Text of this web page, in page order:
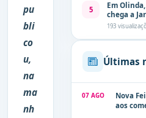
pu
bli
co
u,
na
ma
nh
5
Em
chega a
193
Últimas
07 AGO
Nova
aos